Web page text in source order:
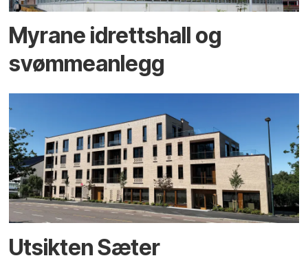
Myrane idrettshall og
svømmeanlegg
Utsikten Sæter